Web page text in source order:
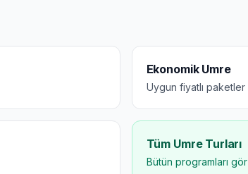
Ekonomik Umre
Uygun fiyatlı paketler
Tüm Umre Turları
Bütün programları gör